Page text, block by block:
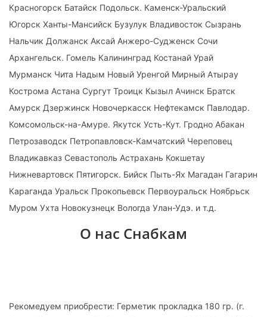
Красногорск Батайск Подольск. Каменск-Уральский
Югорск Ханты-Мансийск Бузулук Владивосток Сызрань
Нальчик Должанск Аксай Анжеро-Судженск Сочи
Архангельск. Гомель Калининград Костанай Урай
Мурманск Чита Надым Новый Уренгой Мирный Атырау
Кострома Астана Сургут Троицк Кызыл Ачинск Братск
Амурск Дзержинск Новочеркасск Нефтекамск Павлодар.
Комсомольск-на-Амуре. Якутск Усть-Кут. Гродно Абакан
Петрозаводск Петропавловск-Камчатский Череповец
Владикавказ Севастополь Астрахань Кокшетау
Нижневартовск Пятигорск. Бийск Пыть-Ях Магадан Гагарин
Караганда Уральск Прокопьевск Первоуральск Ноябрьск
Муром Ухта Новокузнецк Вологда Улан-Удэ. и т.д.
О нас Снабкам
Рекомедуем приобрести: Герметик прокладка 180 гр. (г.